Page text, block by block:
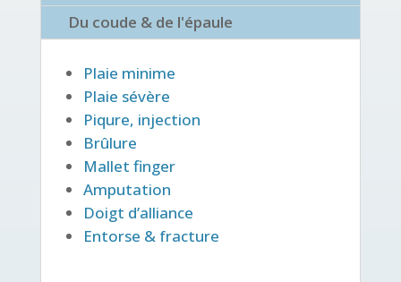
Du coude & de l'épaule
Plaie minime
Plaie sévère
Piqure, injection
Brûlure
Mallet finger
Amputation
Doigt d’alliance
Entorse & fracture